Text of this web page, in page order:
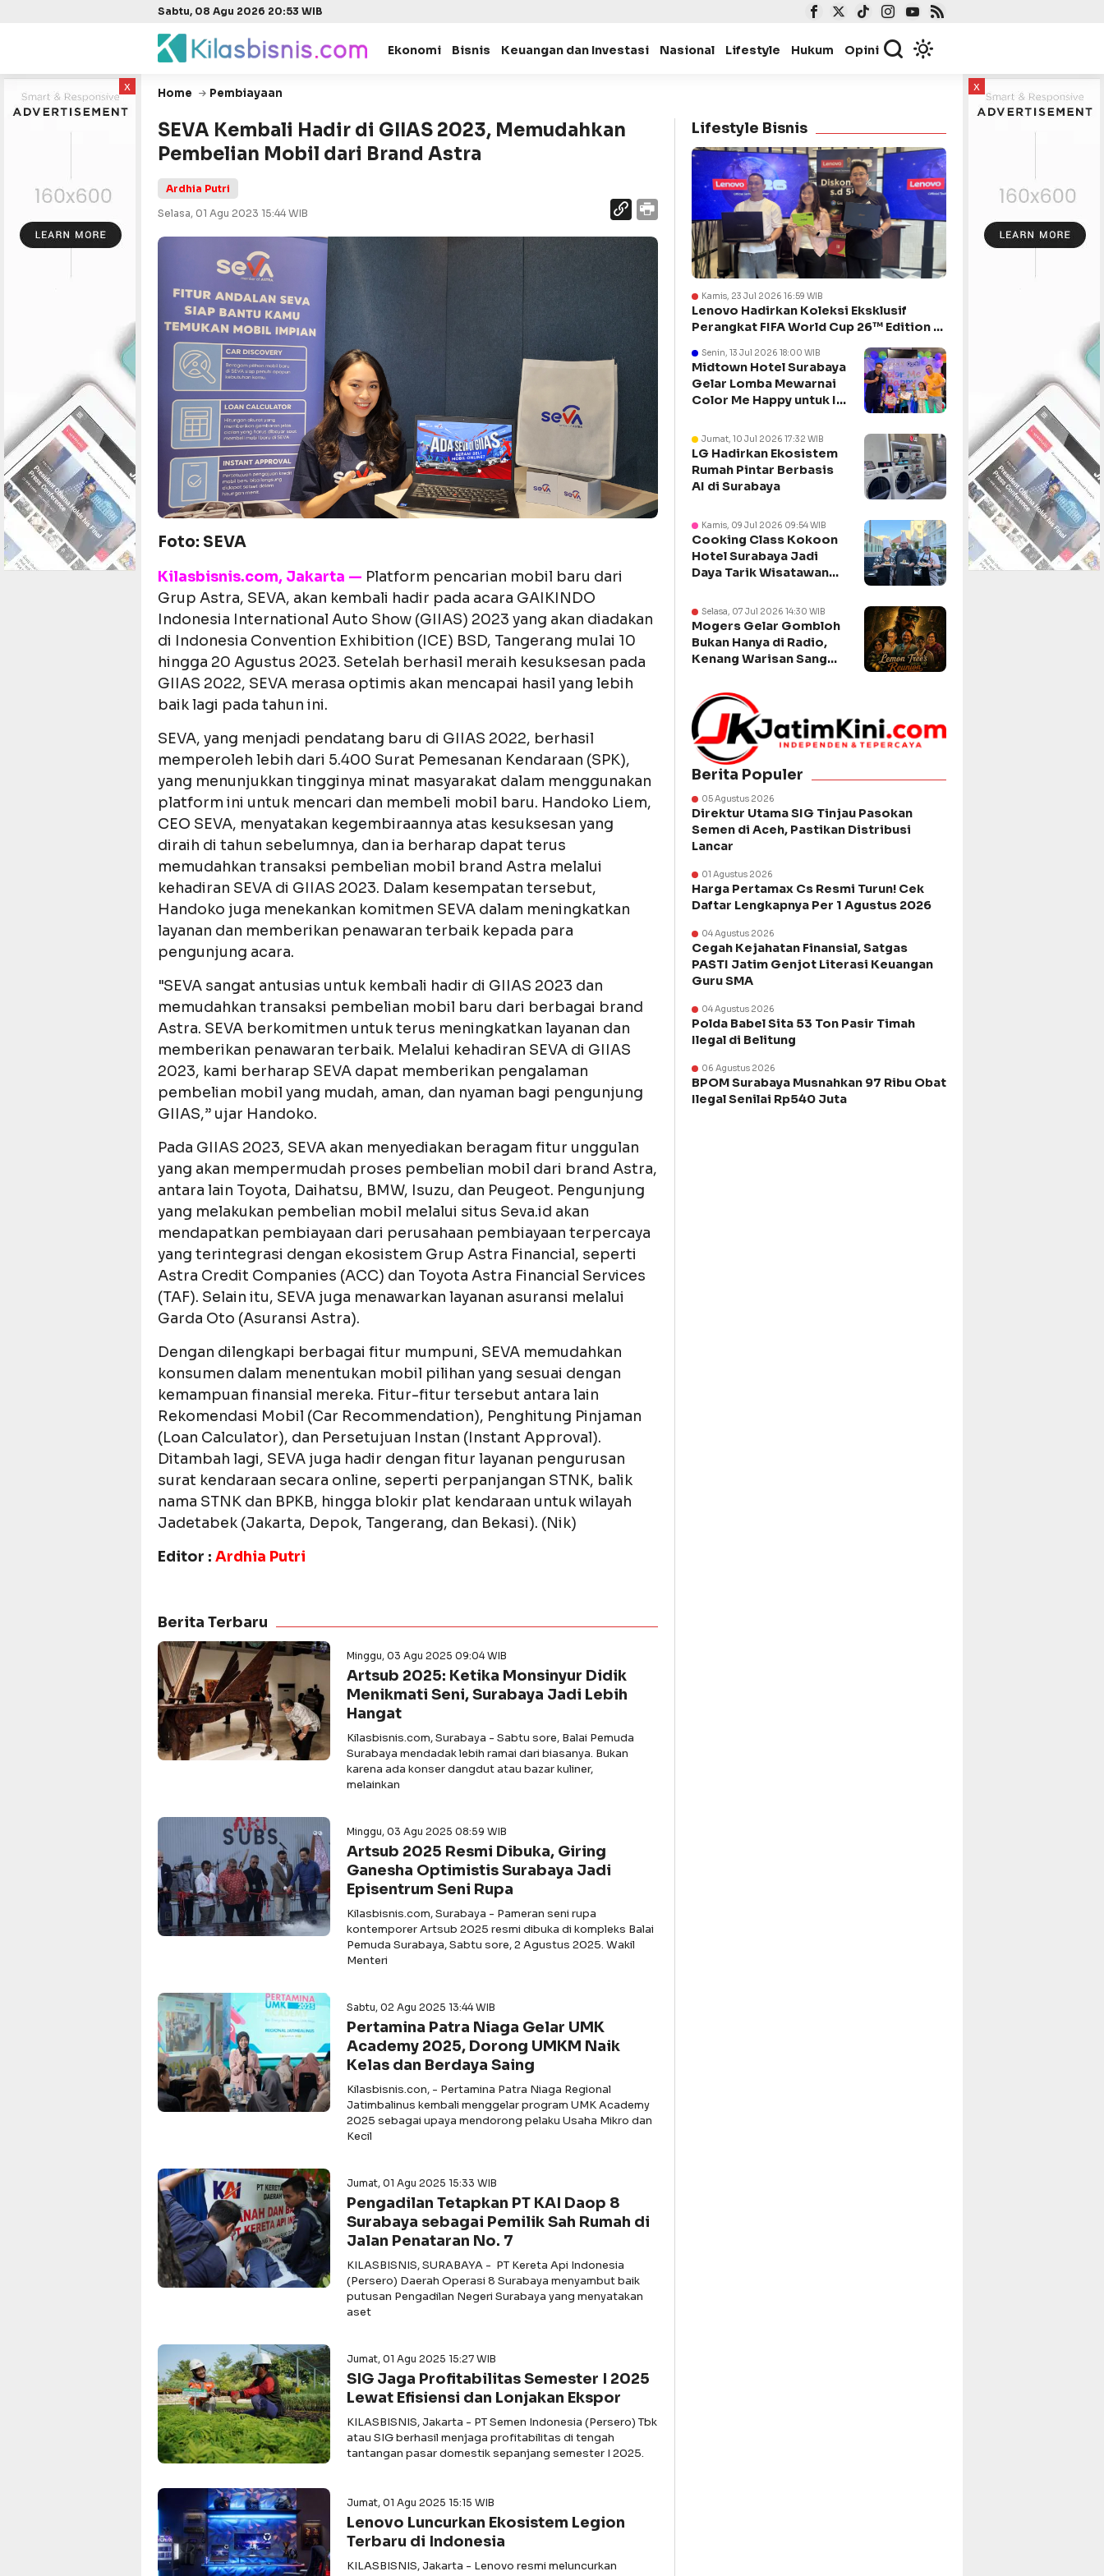
Sabtu, 08 Agu 2026 20:53 WIB
Ekonomi Bisnis Keuangan dan Investasi Nasional Lifestyle Hukum Opini
x x
Home Pembiayaan
SEVA Kembali Hadir di GIIAS 2023, Memudahkan
Pembelian Mobil dari Brand Astra
Ardhia Putri
Selasa, 01 Agu 2023 15:44 WIB
Foto: SEVA
Kilasbisnis.com, Jakarta — Platform pencarian mobil baru dari
Grup Astra, SEVA, akan kembali hadir pada acara GAIKINDO
Indonesia International Auto Show (GIIAS) 2023 yang akan diadakan
di Indonesia Convention Exhibition (ICE) BSD, Tangerang mulai 10
hingga 20 Agustus 2023. Setelah berhasil meraih kesuksesan pada
GIIAS 2022, SEVA merasa optimis akan mencapai hasil yang lebih
baik lagi pada tahun ini.
SEVA, yang menjadi pendatang baru di GIIAS 2022, berhasil
memperoleh lebih dari 5.400 Surat Pemesanan Kendaraan (SPK),
yang menunjukkan tingginya minat masyarakat dalam menggunakan
platform ini untuk mencari dan membeli mobil baru. Handoko Liem,
CEO SEVA, menyatakan kegembiraannya atas kesuksesan yang
diraih di tahun sebelumnya, dan ia berharap dapat terus
memudahkan transaksi pembelian mobil brand Astra melalui
kehadiran SEVA di GIIAS 2023. Dalam kesempatan tersebut,
Handoko juga menekankan komitmen SEVA dalam meningkatkan
layanan dan memberikan penawaran terbaik kepada para
pengunjung acara.
"SEVA sangat antusias untuk kembali hadir di GIIAS 2023 dan
memudahkan transaksi pembelian mobil baru dari berbagai brand
Astra. SEVA berkomitmen untuk terus meningkatkan layanan dan
memberikan penawaran terbaik. Melalui kehadiran SEVA di GIIAS
2023, kami berharap SEVA dapat memberikan pengalaman
pembelian mobil yang mudah, aman, dan nyaman bagi pengunjung
GIIAS,” ujar Handoko.
Pada GIIAS 2023, SEVA akan menyediakan beragam fitur unggulan
yang akan mempermudah proses pembelian mobil dari brand Astra,
antara lain Toyota, Daihatsu, BMW, Isuzu, dan Peugeot. Pengunjung
yang melakukan pembelian mobil melalui situs Seva.id akan
mendapatkan pembiayaan dari perusahaan pembiayaan terpercaya
yang terintegrasi dengan ekosistem Grup Astra Financial, seperti
Astra Credit Companies (ACC) dan Toyota Astra Financial Services
(TAF). Selain itu, SEVA juga menawarkan layanan asuransi melalui
Garda Oto (Asuransi Astra).
Dengan dilengkapi berbagai fitur mumpuni, SEVA memudahkan
konsumen dalam menentukan mobil pilihan yang sesuai dengan
kemampuan finansial mereka. Fitur-fitur tersebut antara lain
Rekomendasi Mobil (Car Recommendation), Penghitung Pinjaman
(Loan Calculator), dan Persetujuan Instan (Instant Approval).
Ditambah lagi, SEVA juga hadir dengan fitur layanan pengurusan
surat kendaraan secara online, seperti perpanjangan STNK, balik
nama STNK dan BPKB, hingga blokir plat kendaraan untuk wilayah
Jadetabek (Jakarta, Depok, Tangerang, dan Bekasi). (Nik)
Editor : Ardhia Putri
Berita Terbaru
Minggu, 03 Agu 2025 09:04 WIB
Artsub 2025: Ketika Monsinyur Didik
Menikmati Seni, Surabaya Jadi Lebih
Hangat
Kilasbisnis.com, Surabaya - Sabtu sore, Balai Pemuda
Surabaya mendadak lebih ramai dari biasanya. Bukan
karena ada konser dangdut atau bazar kuliner,
melainkan
Minggu, 03 Agu 2025 08:59 WIB
Artsub 2025 Resmi Dibuka, Giring
Ganesha Optimistis Surabaya Jadi
Episentrum Seni Rupa
Kilasbisnis.com, Surabaya - Pameran seni rupa
kontemporer Artsub 2025 resmi dibuka di kompleks Balai
Pemuda Surabaya, Sabtu sore, 2 Agustus 2025. Wakil
Menteri
Sabtu, 02 Agu 2025 13:44 WIB
Pertamina Patra Niaga Gelar UMK
Academy 2025, Dorong UMKM Naik
Kelas dan Berdaya Saing
Kilasbisnis.con, - Pertamina Patra Niaga Regional
Jatimbalinus kembali menggelar program UMK Academy
2025 sebagai upaya mendorong pelaku Usaha Mikro dan
Kecil
Jumat, 01 Agu 2025 15:33 WIB
Pengadilan Tetapkan PT KAI Daop 8
Surabaya sebagai Pemilik Sah Rumah di
Jalan Penataran No. 7
KILASBISNIS, SURABAYA - PT Kereta Api Indonesia
(Persero) Daerah Operasi 8 Surabaya menyambut baik
putusan Pengadilan Negeri Surabaya yang menyatakan
aset
Jumat, 01 Agu 2025 15:27 WIB
SIG Jaga Profitabilitas Semester I 2025
Lewat Efisiensi dan Lonjakan Ekspor
KILASBISNIS, Jakarta - PT Semen Indonesia (Persero) Tbk
atau SIG berhasil menjaga profitabilitas di tengah
tantangan pasar domestik sepanjang semester I 2025.
Jumat, 01 Agu 2025 15:15 WIB
Lenovo Luncurkan Ekosistem Legion
Terbaru di Indonesia
KILASBISNIS, Jakarta - Lenovo resmi meluncurkan
Lifestyle Bisnis
Kamis, 23 Jul 2026 16:59 WIB
Lenovo Hadirkan Koleksi Eksklusif
Perangkat FIFA World Cup 26™ Edition di
Senin, 13 Jul 2026 18:00 WIB
Midtown Hotel Surabaya
Gelar Lomba Mewarnai
Color Me Happy untuk Isi
Jumat, 10 Jul 2026 17:32 WIB
LG Hadirkan Ekosistem
Rumah Pintar Berbasis
AI di Surabaya
Kamis, 09 Jul 2026 09:54 WIB
Cooking Class Kokoon
Hotel Surabaya Jadi
Daya Tarik Wisatawan
Selasa, 07 Jul 2026 14:30 WIB
Mogers Gelar Gombloh
Bukan Hanya di Radio,
Kenang Warisan Sang
Berita Populer
05 Agustus 2026
Direktur Utama SIG Tinjau Pasokan
Semen di Aceh, Pastikan Distribusi
Lancar
01 Agustus 2026
Harga Pertamax Cs Resmi Turun! Cek
Daftar Lengkapnya Per 1 Agustus 2026
04 Agustus 2026
Cegah Kejahatan Finansial, Satgas
PASTI Jatim Genjot Literasi Keuangan
Guru SMA
04 Agustus 2026
Polda Babel Sita 53 Ton Pasir Timah
Ilegal di Belitung
06 Agustus 2026
BPOM Surabaya Musnahkan 97 Ribu Obat
Ilegal Senilai Rp540 Juta